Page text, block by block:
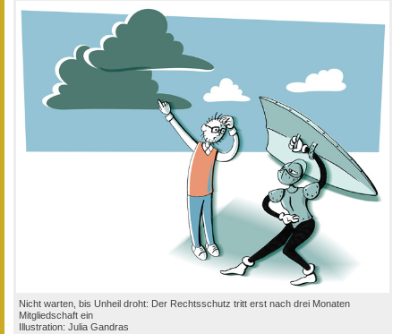
Nicht warten, bis Unheil droht: Der Rechtsschutz tritt erst nach drei Monaten
Mitgliedschaft ein
Illustration: Julia Gandras